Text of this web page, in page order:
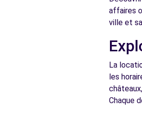
Free2move Rent - VAUBAN
affaires
ville et
La
les
Chaque